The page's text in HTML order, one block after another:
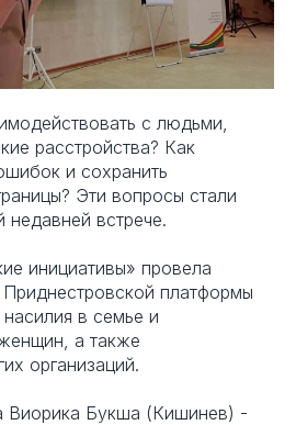
с людьми,
расстройства? Как
и сохранить
Эти вопросы стали
встрече.
инициативы» провела
платформы
в семье и
а также
организаций.
Виорика Букша (Кишинев) -